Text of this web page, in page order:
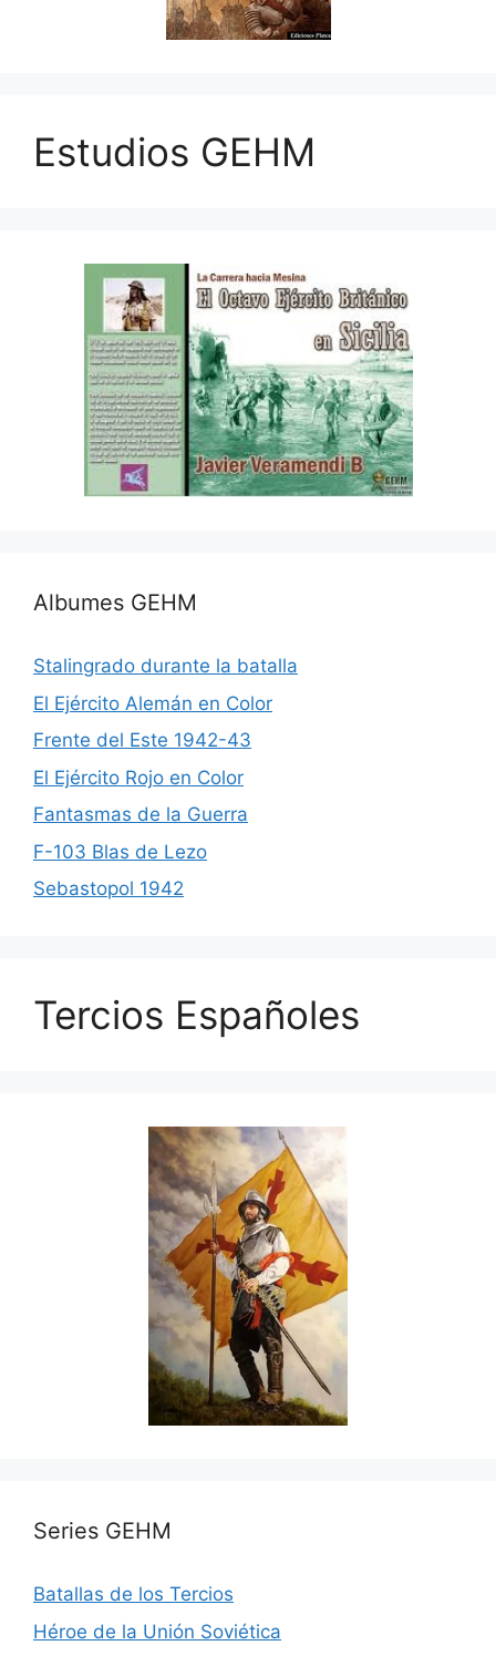
Estudios GEHM
Albumes GEHM
Stalingrado durante la batalla
El Ejército Alemán en Color
Frente del Este 1942-43
El Ejército Rojo en Color
Fantasmas de la Guerra
F-103 Blas de Lezo
Sebastopol 1942
Tercios Españoles
Series GEHM
Batallas de los Tercios
Héroe de la Unión Soviética